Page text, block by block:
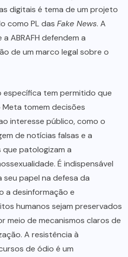
digitais é tema de um projeto
como PL das Fake News. A
a ABRAFH defendem a
de um marco legal sobre o
específica tem permitido que
tomem decisões
interesse público, como o
de notícias falsas e a
patologizam a
É indispensável
seu papel na defesa da
a desinformação e
humanos sejam preservados
meio de mecanismos claros de
A resistência à
de ódio é um